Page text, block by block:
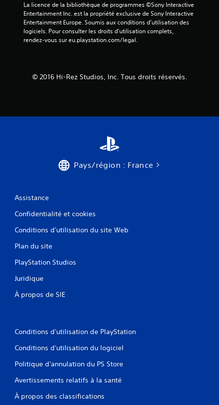
La licence de la bibliothèque de programmes ©Sony Interactive
Entertainment Inc. est la propriété exclusive de Sony Interactive
Entertainment Europe. Soumis aux conditions d’utilisation des
logiciels. Pour consulter les droits d’utilisation complets,
rendez-vous sur eu.playstation.com/legal.
© 2016 Hi-Rez Studios, Inc. Tous droits réservés.
Pays/région : France
Assistance
Confidentialité et cookies
Conditions d'utilisation du site Web
Plan du site
PlayStation Studios
Juridique
À propos de SIE
Conditions d'utilisation de PlayStation
Conditions d'utilisation du logiciel
Politique d'annulation du PS Store
Avertissements relatifs à la santé
À propos des classifications